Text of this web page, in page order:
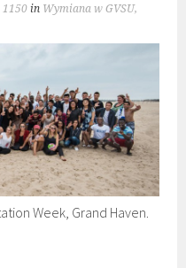
1150 in Wymiana w GVSU,
Week, Grand Haven.